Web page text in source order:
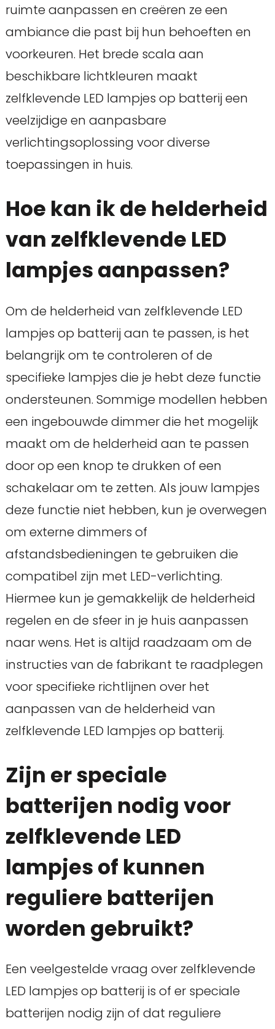
ruimte aanpassen en creëren ze een
ambiance die past bij hun behoeften en
voorkeuren. Het brede scala aan
beschikbare lichtkleuren maakt
zelfklevende LED lampjes op batterij een
veelzijdige en aanpasbare
verlichtingsoplossing voor diverse
toepassingen in huis.
Hoe kan ik de helderheid
van zelfklevende LED
lampjes aanpassen?
Om de helderheid van zelfklevende LED
lampjes op batterij aan te passen, is het
belangrijk om te controleren of de
specifieke lampjes die je hebt deze functie
ondersteunen. Sommige modellen hebben
een ingebouwde dimmer die het mogelijk
maakt om de helderheid aan te passen
door op een knop te drukken of een
schakelaar om te zetten. Als jouw lampjes
deze functie niet hebben, kun je overwegen
om externe dimmers of
afstandsbedieningen te gebruiken die
compatibel zijn met LED-verlichting.
Hiermee kun je gemakkelijk de helderheid
regelen en de sfeer in je huis aanpassen
naar wens. Het is altijd raadzaam om de
instructies van de fabrikant te raadplegen
voor specifieke richtlijnen over het
aanpassen van de helderheid van
zelfklevende LED lampjes op batterij.
Zijn er speciale
batterijen nodig voor
zelfklevende LED
lampjes of kunnen
reguliere batterijen
worden gebruikt?
Een veelgestelde vraag over zelfklevende
LED lampjes op batterij is of er speciale
batterijen nodig zijn of dat reguliere